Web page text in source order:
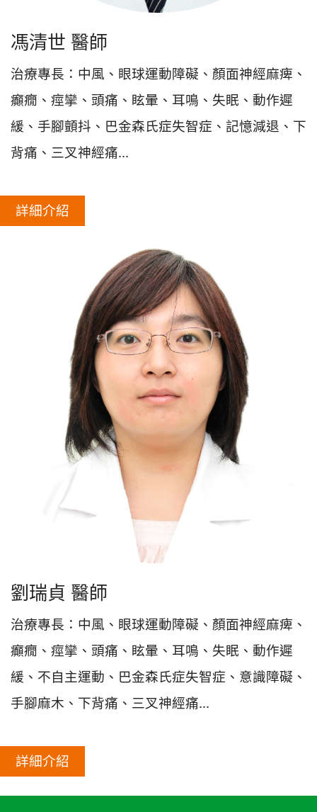
馮清世 醫師
治療專長：中風、眼球運動障礙、顏面神經麻痺、
癲癇、痙攣、頭痛、眩暈、耳鳴、失眠、動作遲
緩、手腳顫抖、巴金森氏症失智症、記憶減退、下
背痛、三叉神經痛...
詳細介紹
劉瑞貞 醫師
治療專長：中風、眼球運動障礙、顏面神經麻痺、
癲癇、痙攣、頭痛、眩暈、耳鳴、失眠、動作遲
緩、不自主運動、巴金森氏症失智症、意識障礙、
手腳麻木、下背痛、三叉神經痛...
詳細介紹